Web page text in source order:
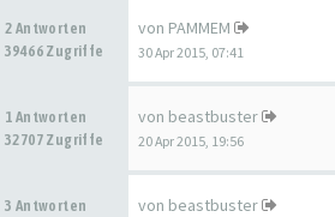
2 Antworten
39466 Zugriffe
von PAMMEM
30 Apr 2015, 07:41
1 Antworten
32707 Zugriffe
von beastbuster
20 Apr 2015, 19:56
3 Antworten
von beastbuster